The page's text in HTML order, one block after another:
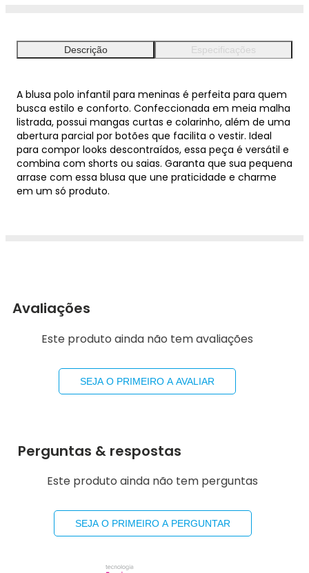
Descrição Especificações
A blusa polo infantil para meninas é perfeita para quem
busca estilo e conforto. Confeccionada em meia malha
listrada, possui mangas curtas e colarinho, além de uma
abertura parcial por botões que facilita o vestir. Ideal
para compor looks descontraídos, essa peça é versátil e
combina com shorts ou saias. Garanta que sua pequena
arrase com essa blusa que une praticidade e charme
em um só produto.
Avaliações
Este produto ainda não tem avaliações
SEJA O PRIMEIRO A AVALIAR
Perguntas & respostas
Este produto ainda não tem perguntas
SEJA O PRIMEIRO A PERGUNTAR